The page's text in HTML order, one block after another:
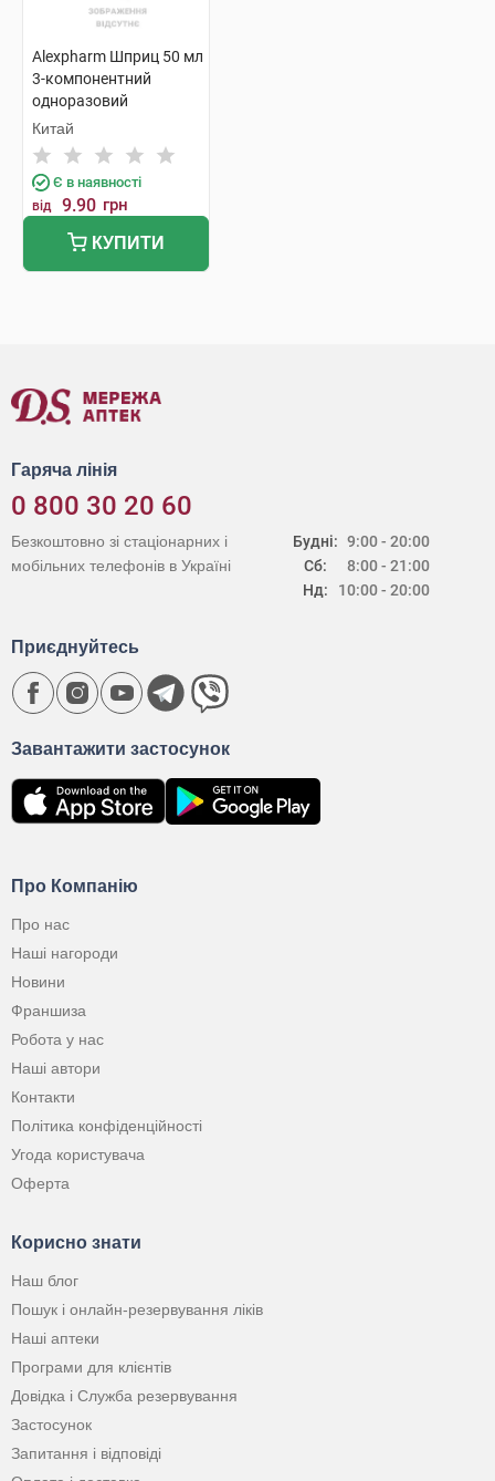
Alexpharm Шприц 50 мл
3-компонентний
одноразовий
стерильний 1 шт
Китай
Є в наявності
від 9.90 грн
КУПИТИ
Гаряча лінія
0 800 30 20 60
Будні:
Сб:
Нд:
9:00 - 20:00
8:00 - 21:00
10:00 - 20:00
Безкоштовно зі стаціонарних і
мобільних телефонів в Україні
Про Компанію
Про нас
Наші нагороди
Новини
Франшиза
Робота у нас
Наші автори
Контакти
Політика конфіденційності
Угода користувача
Оферта
Корисно знати
Наш блог
Пошук і онлайн-резервування ліків
Наші аптеки
Програми для клієнтів
Довідка і Служба резервування
Застосунок
Запитання і відповіді
Завантажити застосунок
Приєднуйтесь